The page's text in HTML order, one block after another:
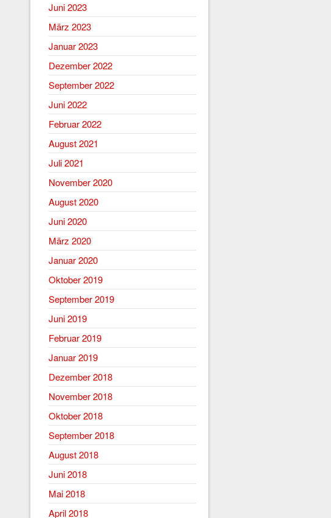
Juni 2023
März 2023
Januar 2023
Dezember 2022
September 2022
Juni 2022
Februar 2022
August 2021
Juli 2021
November 2020
August 2020
Juni 2020
März 2020
Januar 2020
Oktober 2019
September 2019
Juni 2019
Februar 2019
Januar 2019
Dezember 2018
November 2018
Oktober 2018
September 2018
August 2018
Juni 2018
Mai 2018
April 2018